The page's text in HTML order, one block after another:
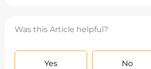
Was this Article helpful?
Yes No